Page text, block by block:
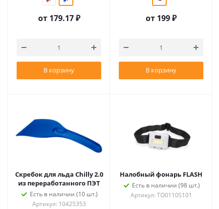
от 179.17 ₽
В корзину
от 199 ₽
В корзину
Скребок для льда Chilly 2.0
из переработанного ПЭТ
Есть в наличии (10 шт.)
Артикул: 10425353
Налобный фонарь FLASH
Есть в наличии (98 шт.)
Артикул: TO0110S101